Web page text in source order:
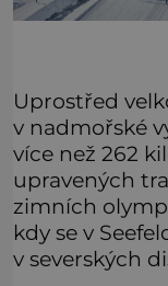
Uprostřed
v nadmořské
více než 262
upravených
zimních
kdy se v
v severských